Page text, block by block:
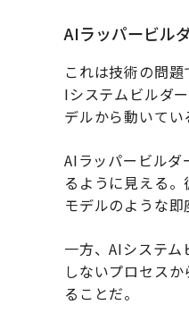
AIラッパービル
これは技術の問
Iシステムビルダ
デルから動いてい
AIラッパービル
るように見える
モデルのような即
一方、AIシステ
しないプロセス
ることだ。